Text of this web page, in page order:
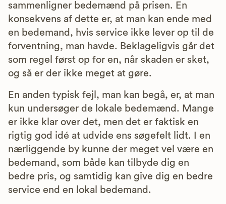
sammenligner bedemænd på prisen. En
konsekvens af dette er, at man kan ende med
en bedemand, hvis service ikke lever op til de
forventning, man havde. Beklageligvis går det
som regel først op for en, når skaden er sket,
og så er der ikke meget at gøre.
En anden typisk fejl, man kan begå, er, at man
kun undersøger de lokale bedemænd. Mange
er ikke klar over det, men det er faktisk en
rigtig god idé at udvide ens søgefelt lidt. I en
nærliggende by kunne der meget vel være en
bedemand, som både kan tilbyde dig en
bedre pris, og samtidig kan give dig en bedre
service end en lokal bedemand.